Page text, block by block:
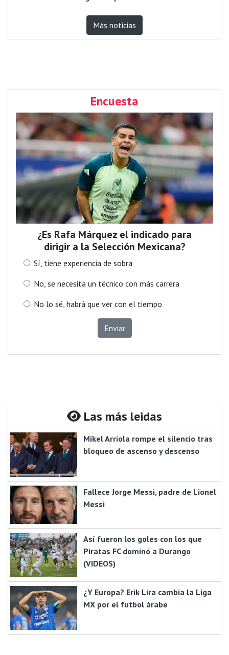
Más noticias
Encuesta
¿Es Rafa Márquez el indicado para
dirigir a la Selección Mexicana?
Sí, tiene experiencia de sobra
No, se necesita un técnico con más carrera
No lo sé, habrá que ver con el tiempo
Enviar
Las más leidas
Mikel Arriola rompe el silencio tras
bloqueo de ascenso y descenso
Fallece Jorge Messi, padre de Lionel
Messi
Así fueron los goles con los que
Piratas FC dominó a Durango
(VIDEOS)
¿Y Europa? Erik Lira cambia la Liga
MX por el futbol árabe